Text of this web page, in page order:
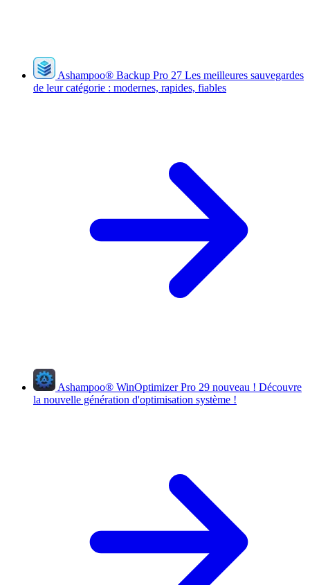
Ashampoo® Backup Pro 27 Les meilleures sauvegardes
de leur catégorie : modernes, rapides, fiables
Ashampoo® WinOptimizer Pro 29 nouveau ! Découvre
la nouvelle génération d'optimisation système !